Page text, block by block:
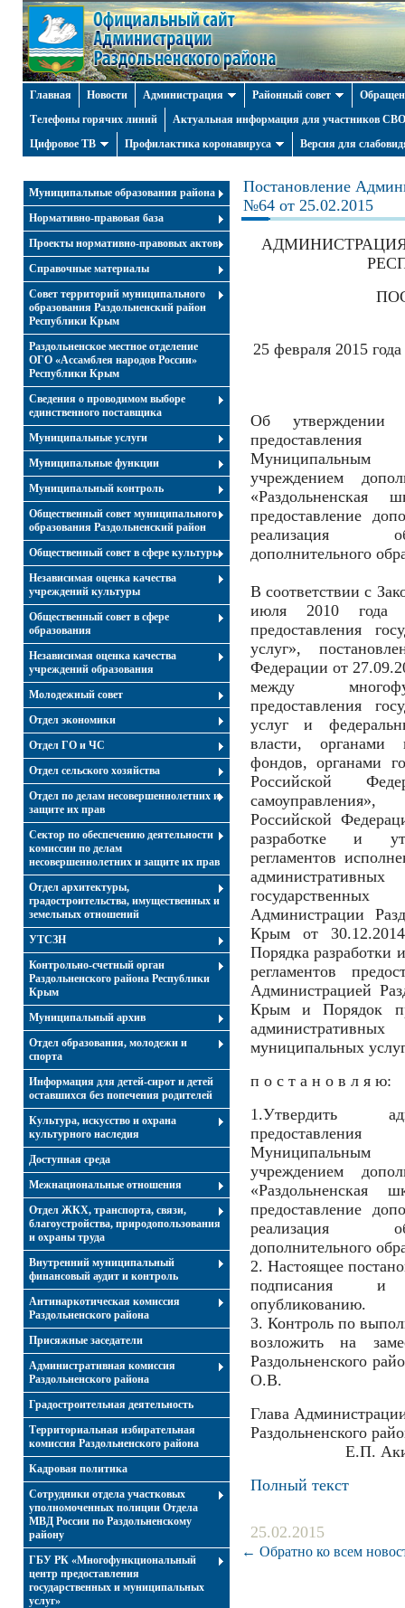
Главная Новости Администрация Районный совет
Телефоны горячих линий
Актуальная информация для участников СВО
Цифровое ТВ
Профилактика коронавируса Версия для
Муниципальные образования района
Нормативно-правовая база
Проекты нормативно-правовых актов
Справочные материалы
Совет территорий муниципального
образования Раздольненский район
Республики Крым
Раздольненское местное отделение
ОГО «Ассамблея народов России»
Республики Крым
Cведения о проводимом выборе
единственного поставщика
Муниципальные услуги
Муниципальные функции
Муниципальный контроль
Общественный совет муниципального
образования Раздольненский район
Общественный совет в сфере культуры
Независимая оценка качества
учреждений культуры
Общественный совет в сфере
образования
Независимая оценка качества
учреждений образования
Молодежный совет
Отдел экономики
Отдел ГО и ЧС
Отдел сельского хозяйства
Отдел по делам несовершеннолетних и
защите их прав
Сектор по обеспечению деятельности
комиссии по делам
несовершеннолетних и защите их прав
Отдел архитектуры,
градостроительства, имущественных и
земельных отношений
УТСЗН
Контрольно-счетный орган
Раздольненского района Республики
Крым
Муниципальный архив
Отдел образования, молодежи и
спорта
Информация для детей-сирот и детей
оставшихся без попечения родителей
Культура, искусство и охрана
культурного наследия
Доступная среда
Межнациональные отношения
Отдел ЖКХ, транспорта, связи,
благоустройства, природопользования
и охраны труда
Внутренний муниципальный
финансовый аудит и контроль
Антинаркотическая комиссия
Раздольненского района
Присяжные заседатели
Административная комиссия
Раздольненского района
Градостроительная деятельность
Территориальная избирательная
комиссия Раздольненского района
Кадровая политика
Сотрудники отдела участковых
уполномоченных полиции Отдела
МВД России по Раздольненскому
району
ГБУ РК «Многофункциональный
центр предоставления
государственных и муниципальных
услуг»
Постановление
№64 от 25.02.2015
25 февраля
Об утверждении
Муниципальным
учреждением
«Раздольненская
предоставление
реализация
дополнительного
В соответствии с
июля 2010 года
предоставления
услуг»,
Федерации от
между
предоставления
услуг и
власти, органами
фондов, органами
Российской
самоуправления»,
Российской
разработке и
регламентов
Администрации
Крым от
Порядка разработки
регламентов
Администрацией
Крым и Порядок
муниципальных
п о с т а н о в л я ю:
1.Утвердить
Муниципальным
учреждением
«Раздольненская
предоставление
реализация
дополнительного
2. Настоящее
подписания и
опубликованию.
3. Контроль по
возложить на
Раздольненского
О.В.
Глава
Е.П.
Полный текст
25.02.2015
← Обратно ко всем